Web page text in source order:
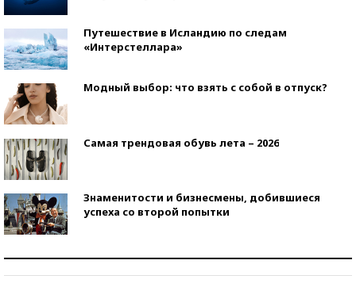
Путешествие в Исландию по следам
«Интерстеллара»
Модный выбор: что взять с собой в отпуск?
Самая трендовая обувь лета – 2026
Знаменитости и бизнесмены, добившиеся
успеха со второй попытки